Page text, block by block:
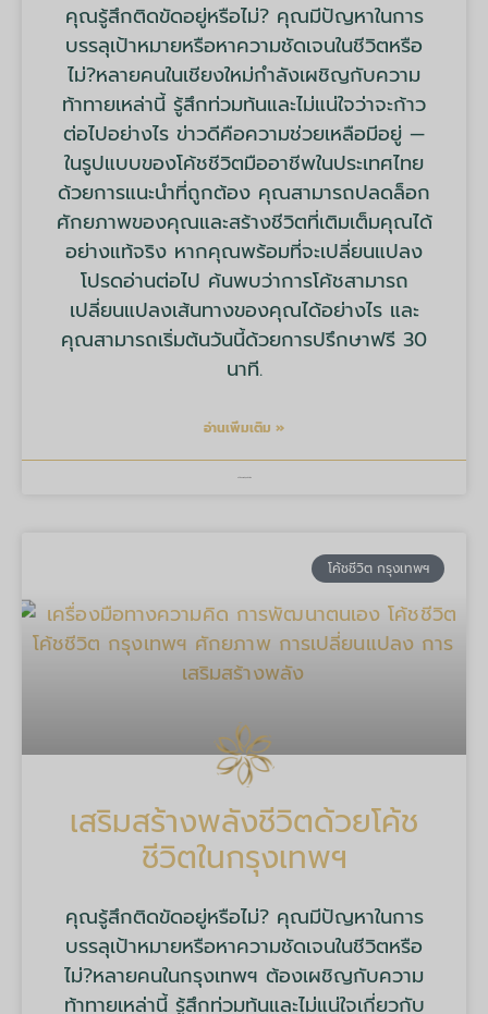
คุณรู้สึกติดขัดอยู่หรือไม่? คุณมีปัญหาในการ
บรรลุเป้าหมายหรือหาความชัดเจนในชีวิตหรือ
ไม่?หลายคนในเชียงใหม่กำลังเผชิญกับความ
ท้าทายเหล่านี้ รู้สึกท่วมท้นและไม่แน่ใจว่าจะก้าว
ต่อไปอย่างไร ข่าวดีคือความช่วยเหลือมีอยู่ —
ในรูปแบบของโค้ชชีวิตมืออาชีพในประเทศไทย
ด้วยการแนะนำที่ถูกต้อง คุณสามารถปลดล็อก
ศักยภาพของคุณและสร้างชีวิตที่เติมเต็มคุณได้
อย่างแท้จริง หากคุณพร้อมที่จะเปลี่ยนแปลง
โปรดอ่านต่อไป ค้นพบว่าการโค้ชสามารถ
เปลี่ยนแปลงเส้นทางของคุณได้อย่างไร และ
คุณสามารถเริ่มต้นวันนี้ด้วยการปรึกษาฟรี 30
นาที.
อ่านเพิ่มเติม »
โค้ชชีวิต กรุงเทพฯ
เสริมสร้างพลังชีวิตด้วยโค้ช
ชีวิตในกรุงเทพฯ
คุณรู้สึกติดขัดอยู่หรือไม่? คุณมีปัญหาในการ
บรรลุเป้าหมายหรือหาความชัดเจนในชีวิตหรือ
ไม่?หลายคนในกรุงเทพฯ ต้องเผชิญกับความ
ท้าทายเหล่านี้ รู้สึกท่วมท้นและไม่แน่ใจเกี่ยวกับ